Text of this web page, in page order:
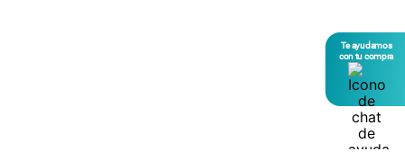
Te ayudamos
con tu compra